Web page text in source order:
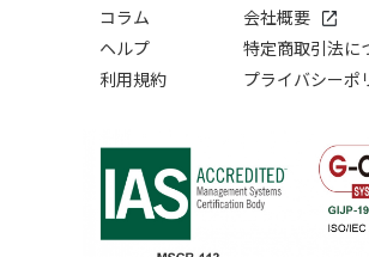
コラム
ヘルプ
利用規約
会社概要
特定商取引法に
プライバシーポ